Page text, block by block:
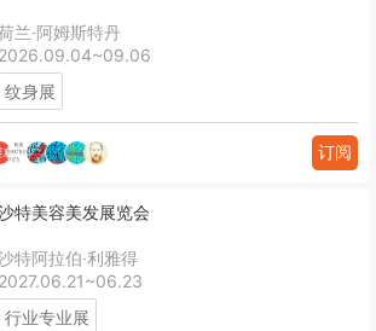
兰·阿姆斯特丹
2026.09.04~09.06
纹身展
订阅
特美容美发展览会
特阿拉伯·利雅得
2027.06.21~06.23
行业专业展